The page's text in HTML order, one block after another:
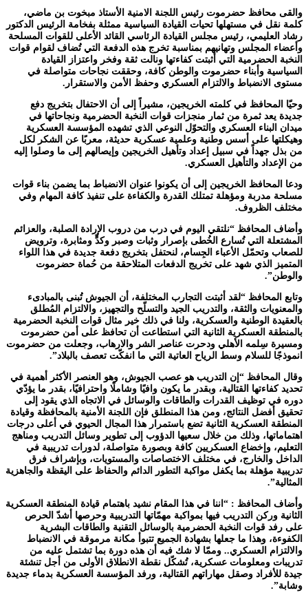
والقى محافظ حضرموت رئيس اللجنة الامنية الأستاذ مبخوت بن ماضي،
كلمة نقل في مستهلها تحيات القيادة السياسية ممثلة بفخامة الرئيس الدكتور
رشاد العليمي، رئيس مجلس القيادة الرئاسي القائد الأعلى للقوات المسلحة
وأعضاء المجلس وتهانيهم بمناسبة تخرج هذه الدفعة التي تُضاف لقوام قوات
النخبة الحضرمية التي أثبتت كفاءتها ونالت ثقة وفخر واعتزاز القيادة
السياسية وأبناء حضرموت والوطن كافة، وحققت نجاحات متواصلة في
مستوى الانضباط والالتزام العسكري وحفظ الأمن والاستقرار.
وحيّا المحافظ في كلمته الخريجين، مشيراً إلى أن الاحتفال بتخريج دفع
جديدة يعد ثمرة من ثمار منجزات قوات النخبة الحضرمية ونجاحاتها في
ميدان البناء العسكري والتحوّل النوعي الذي تشهده المؤسسة العسكرية
وهيكلتها على أسس وطنية وعلمية عسكرية حديثة، معربًا عن الشكر لكل
من بذل جهداً في سبيل إعداد وتأهيل الخريجين وإيصالهم إلى ما وصلوا إليه
من الإعداد والتأهيل العسكري.
ودعا المحافظ الخريجين إلى أن يكونوا عنوان الانضباط بما يضمن بناء قوات
مسلحة مدربة ومؤهلة تمتلك القدرة والكفاءة على تنفيذ كافة المهام وفي
مختلف الظروف.
وأضاف المحافظ “نلتقي اليوم في درب من دروب الإرادة الصلبة، والعزائم
المشتعلة التي تُسارع الخُطى بإصرار وثبات وصبر وكدٍّ ومثابرة، وترويض
للصعاب وتحمّل الأعباء الجِسام، لنحتفل بتخريج دفعة جديدة في هذا اللواء
المتميز الذي شهد على تخريج الدفعات المتلاحقة من حُماة حضرموت
والوطن”.
وتابع المحافظ “لقد أثبتت التجارب المختلفة، أن الجيوش تُبنى بالمبادىء
والمعنويات والثقة، والتدريب الجيد والتسلّح والتجهيز، والالتزام المُطلق
بالعقيدة الوطنية والعسكرية، ولنا في ذلك خير مثال قوات النخبة الحضرمية
بالمنطقة العسكرية الثانية التي استطاعت أن تحافظ على أمن حضرموت
ومسيرة سِلمه الأهلي ودحرت عناصر الشر والارهاب، وجعلت من حضرموت
انموذجًا للسلام وسط الرياح العاتية التي ما انفكّت تعصف بالبلاد”.
وقال المحافظ “إن التدريب هو عصب الجيوش، وهو العنصر الأكثر أهمية في
تحديد كفاءتها القتالية، وبقدر ما يكون وافيًا وشاملًا واحترافيًا، بقدر ما يؤدّي
دوره في توظيف القدرات والطاقات والوسائل في الاتجاه الذي يقود إلى
تحقيق أفضل النتائج، ومن هذا المنطلق فإن اللجنة الأمنية بالمحافظة وقيادة
المنطقة العسكرية الثانية تضع باستمرار هذا المجال الحيوي في أعلى درجات
اهتماماتها، وذلك من خلال سعيها الدؤوب إلى تطوير وسائل التدريب ومناهج
التعليم، وإخضاع العسكريين كافة وبصورة متواصلة، لدورات تدريبية في
الداخل والخارج، في مختلف الاختصاصات والمستويات، وبإشراف فرق
تدريبية مؤهلة بما يكفل مواكبة التطور الدائم والحفاظ على اليقظة والجاهزية
المثالية”.
وأضاف المحافظ : “اننا في هذا المقام نشيد باهتمام قيادة المنطقة العسكرية
الثانية وركن التدريب فيها بمواكبة مهمّاتها التدريبية وحرصها أشدّ الحرص
على رفد قوات النخبة الحضرمية بالوسائل التقنية والطاقات البشرية
الكفوءة، وهذا ما جعلها بشهادة الجميع تتبوأ مكانة مرموقة في الانضباط
والالتزام العسكري.. وممّا لا شك فيه أن هذه دورة بما تشتمل عليه من
تدريبات ومعلومات عسكرية، تُشكّل نقطة الانطلاق الأولى من أجل تنشئة
جيدة للأفراد وصقل مهاراتهم القتالية، ورفد المؤسسة العسكرية بدماء جديدة
وشابة”.